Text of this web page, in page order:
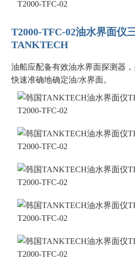
T2000-TFC-02油水界面仪
TANKTECH
油船应配备有效油水界面探测器
快速准确地确定油/水界面。